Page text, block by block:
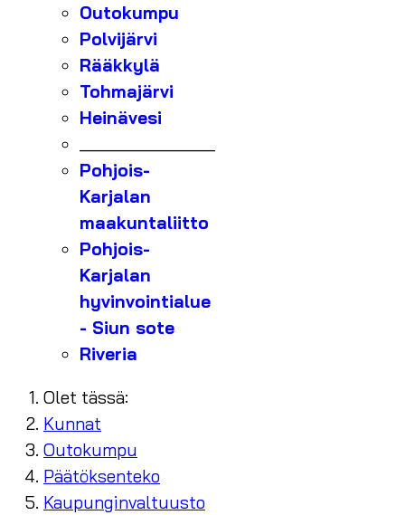
Outokumpu
Polvijärvi
Rääkkylä
Tohmajärvi
Heinävesi
Pohjois-
Karjalan
maakuntaliitto
Pohjois-
Karjalan
hyvinvointialue
- Siun sote
Riveria
Olet tässä:
Kunnat
Outokumpu
Päätöksenteko
Kaupunginvaltuusto